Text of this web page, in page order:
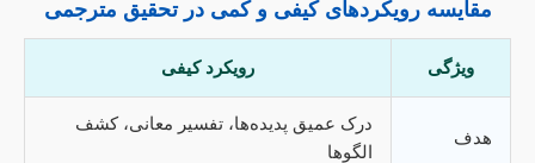
مقایسه رویکردهای کیفی و کمی در تحقیق مترجمی
ویژگی رویکرد کیفی
هدف
درک عمیق پدیده‌ها، تفسیر معانی، کشف
الگوها